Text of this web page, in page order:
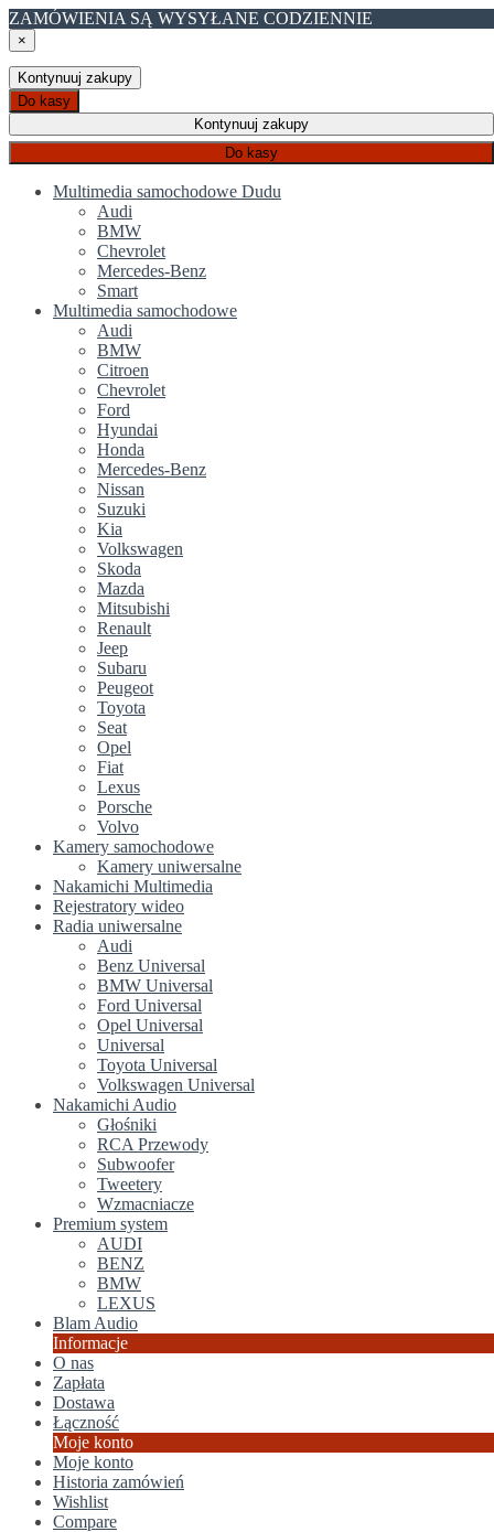
ZAMÓWIENIA SĄ WYSYŁANE CODZIENNIE
×
Kontynuuj zakupy
Do kasy
Kontynuuj zakupy
Do kasy
Multimedia samochodowe Dudu
Audi
BMW
Chevrolet
Mercedes-Benz
Smart
Multimedia samochodowe
Audi
BMW
Citroen
Chevrolet
Ford
Hyundai
Honda
Mercedes-Benz
Nissan
Suzuki
Kia
Volkswagen
Skoda
Mazda
Mitsubishi
Renault
Jeep
Subaru
Peugeot
Toyota
Seat
Opel
Fiat
Lexus
Porsche
Volvo
Kamery samochodowe
Kamery uniwersalne
Nakamichi Multimedia
Rejestratory wideo
Radia uniwersalne
Audi
Benz Universal
BMW Universal
Ford Universal
Opel Universal
Universal
Toyota Universal
Volkswagen Universal
Nakamichi Audio
Głośniki
RCA Przewody
Subwoofer
Tweetery
Wzmacniacze
Premium system
AUDI
BENZ
BMW
LEXUS
Blam Audio
Informacje
O nas
Zapłata
Dostawa
Łączność
Moje konto
Moje konto
Historia zamówień
Wishlist
Compare